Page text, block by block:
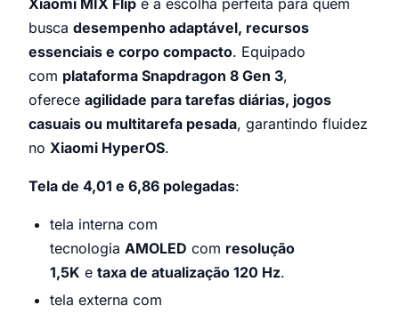
busca desempenho adaptável, recursos
essenciais e corpo compacto. Equipado
com plataforma Snapdragon 8 Gen 3,
oferece agilidade para tarefas diárias, jogos
casuais ou multitarefa pesada, garantindo fluidez
no Xiaomi HyperOS.
Tela de 4,01 e 6,86 polegadas:
tela interna com
tecnologia AMOLED com resolução
1,5K e taxa de atualização 120 Hz.
tela externa com